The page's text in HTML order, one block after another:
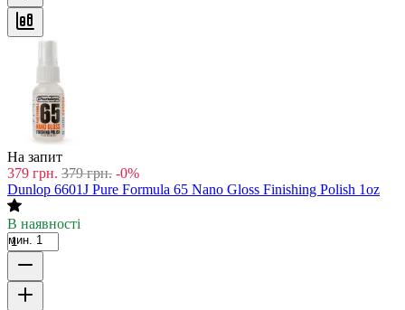
На запит
379 грн. 379 грн. -0%
Dunlop 6601J Pure Formula 65 Nano Gloss Finishing Polish 1oz
В наявності
мин. 1